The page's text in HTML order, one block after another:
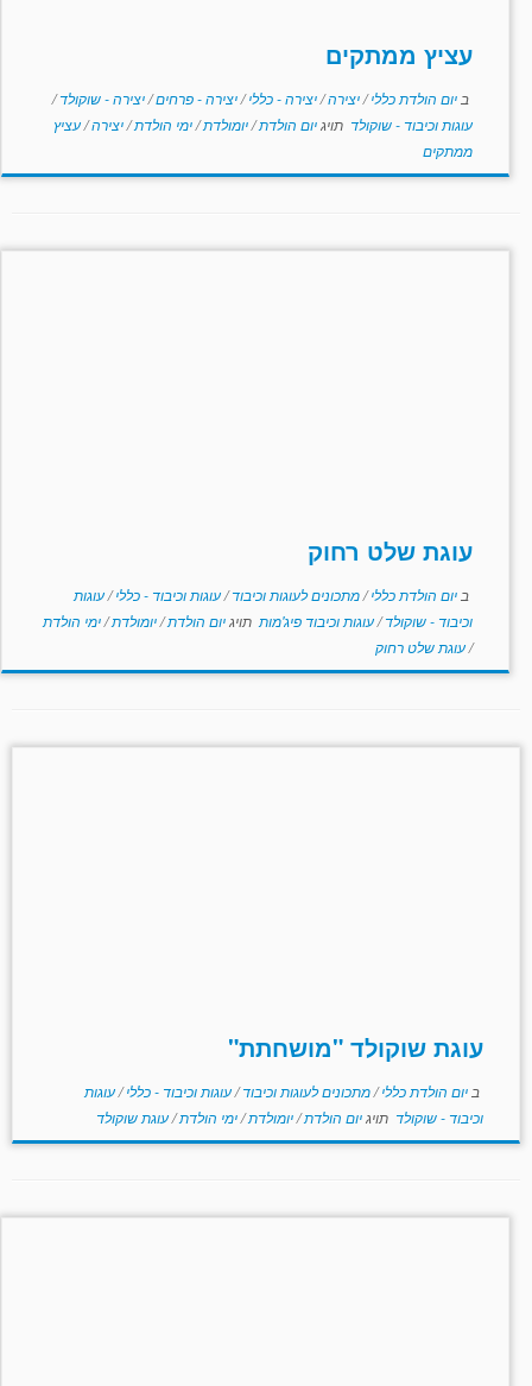
עציץ ממתקים
ב יום הולדת כללי/יצירה/יצירה - כללי/יצירה - פרחים/יצירה - שוקולד/
עוגות וכיבוד - שוקולד תויגיום הולדת/יומולדת/ימי הולדת/יצירה/עציץ
ממתקים
עוגת שלט רחוק
ב יום הולדת כללי/מתכונים לעוגות וכיבוד/עוגות וכיבוד - כללי/עוגות
וכיבוד - שוקולד/עוגות וכיבוד פיג'מות תויגיום הולדת/יומולדת/ימי הולדת
/עוגת שלט רחוק
עוגת שוקולד "מושחתת"
ב יום הולדת כללי/מתכונים לעוגות וכיבוד/עוגות וכיבוד - כללי/עוגות
וכיבוד - שוקולד תויגיום הולדת/יומולדת/ימי הולדת/עוגת שוקולד